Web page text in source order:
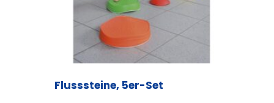
Flusssteine, 5er-Set